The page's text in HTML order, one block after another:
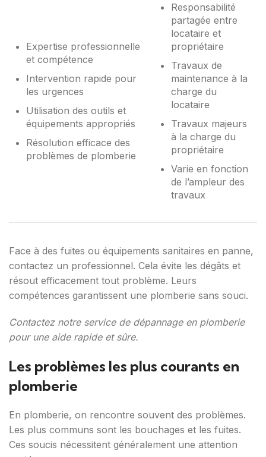
Expertise professionnelle
et compétence
Intervention rapide pour
les urgences
Utilisation des outils et
équipements appropriés
Résolution efficace des
problèmes de plomberie
Responsabilité
partagée entre
locataire et
propriétaire
Travaux de
maintenance à la
charge du
locataire
Travaux majeurs
à la charge du
propriétaire
Varie en fonction
de l’ampleur des
travaux
Face à des fuites ou équipements sanitaires en panne,
contactez un professionnel. Cela évite les dégâts et
résout efficacement tout problème. Leurs
compétences garantissent une plomberie sans souci.
Contactez notre service de dépannage en plomberie
pour une aide rapide et sûre.
Les problèmes les plus courants en
plomberie
En plomberie, on rencontre souvent des problèmes.
Les plus communs sont les bouchages et les fuites.
Ces soucis nécessitent généralement une attention